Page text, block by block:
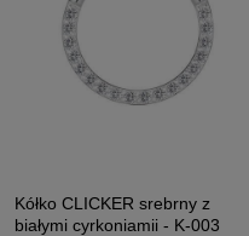
Kółko CLICKER srebrny z
białymi cyrkoniamii - K-003